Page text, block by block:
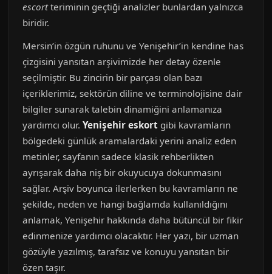
escortteriminin geçtiği analizler bunlardan yalnızca
biridir.
Mersin’in özgün ruhunu ve Yenişehir’in kendine has
çizgisini yansıtan arşivimizde her detay özenle
seçilmiştir. Bu zincirin bir parçası olan bazı
içeriklerimiz, sektörün diline ve terminolojisine dair
bilgiler sunarak talebin dinamiğini anlamanıza
yardımcı olur. Yenişehir eskort gibi kavramların
bölgedeki günlük aramalardaki yerini analiz eden
metinler, sayfanın sadece klasik rehberlikten
ayrışarak daha niş bir okuyucuya dokunmasını
sağlar. Arşiv boyunca ilerlerken bu kavramların ne
şekilde, neden ve hangi bağlamda kullanıldığını
anlamak, Yenişehir hakkında daha bütüncül bir fikir
edinmenize yardımcı olacaktır. Her yazı, bir uzman
gözüyle yazılmış, tarafsız ve konuyu yansıtan bir
özen taşır.